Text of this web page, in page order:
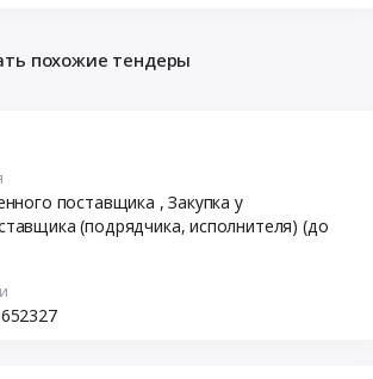
похожие тендеры
поставщика , Закупка у
(подрядчика, исполнителя) (до